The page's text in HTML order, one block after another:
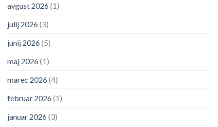
avgust 2026(1)
julij 2026(3)
junij 2026(5)
maj 2026(1)
marec 2026(4)
februar 2026(1)
januar 2026(3)